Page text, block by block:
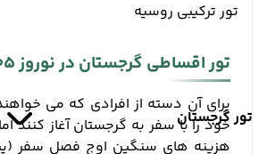
تور ترکیبی روسیه
تور گرجستان
تور اقساطی گرجستان در نوروز 1405
برای آن دسته از افرادی که می‌
خود را با سفر به گرجستان آغاز کنند
هزینه‌ های سنگین اوج فصل سفر